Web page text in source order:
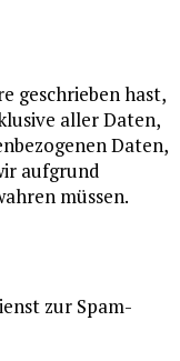
geschrieben hast,
aller Daten,
Daten,
aufgrund
müssen.
zur Spam-